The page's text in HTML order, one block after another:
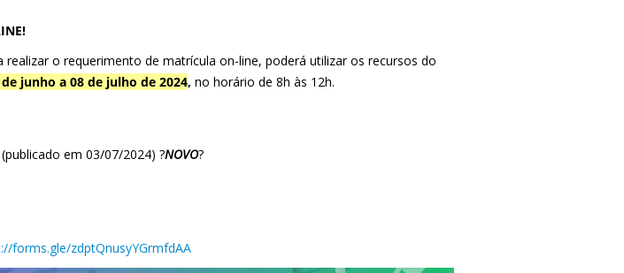
realizar o requerimento de matrícula on-line, poderá utilizar os recursos do
junho a 08 de julho de 2024, no horário de 8h às 12h.
em 03/07/2024) ?NOVO?
forms.gle/zdptQnusyYGrmfdAA